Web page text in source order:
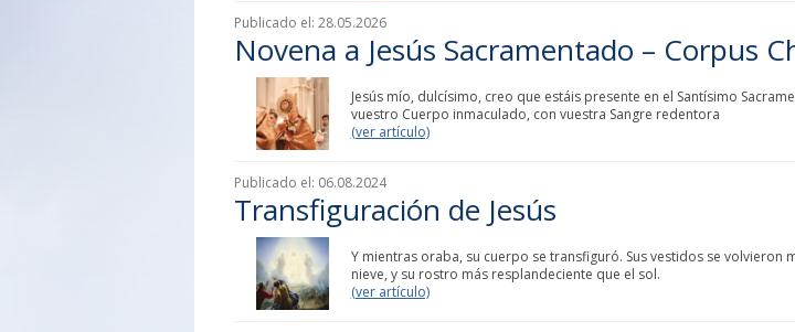
Publicado el: 28.05.2026
Novena a Jesús Sacramentado – Corpus
Jesús mío, dulcísimo, creo que estáis presente en el Santísimo
vuestro Cuerpo inmaculado, con vuestra Sangre redentora
(ver artículo)
Publicado el: 06.08.2024
Transfiguración de Jesús
Y mientras oraba, su cuerpo se transfiguró. Sus vestidos se volvieron
nieve, y su rostro más resplandeciente que el sol.
(ver artículo)